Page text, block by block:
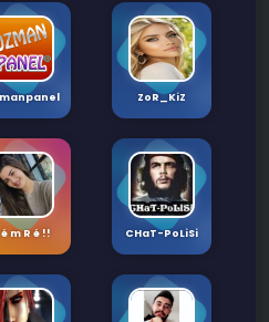
ZoR_KiZ
é m R é !! CHaT-PoLiSi